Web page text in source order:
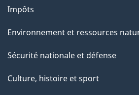
Impôts
Environnement et ressources
Sécurité nationale et défense
Culture, histoire et sport